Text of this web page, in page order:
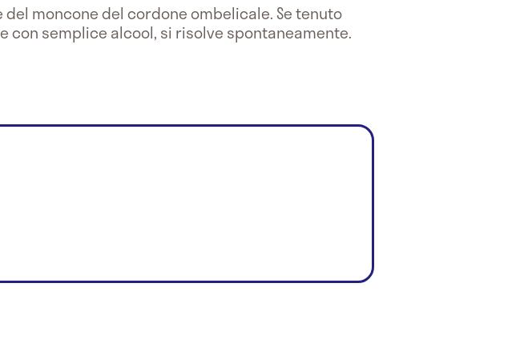
moncone del cordone ombelicale. Se tenuto
semplice alcool, si risolve spontaneamente.